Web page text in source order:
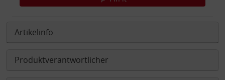
Artikelinfo
Produktverantwortlicher